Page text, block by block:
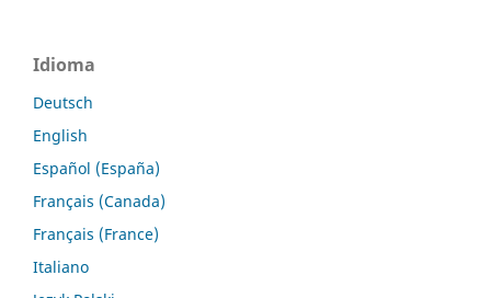
Idioma
Deutsch
English
Español (España)
Français (Canada)
Français (France)
Italiano